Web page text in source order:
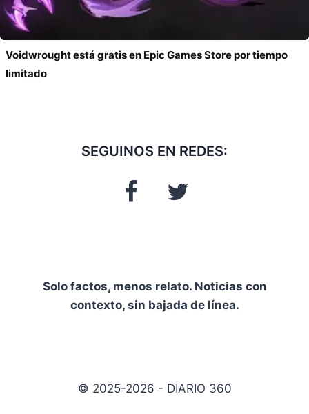
Voidwrought está gratis en Epic Games Store por tiempo
limitado
SEGUINOS EN REDES:
Solo factos, menos relato. Noticias con
contexto, sin bajada de línea.
© 2025-2026 - DIARIO 360